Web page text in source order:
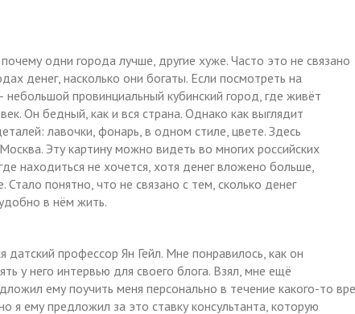
одни города лучше, другие хуже. Часто это не связано
денег, насколько они богаты. Если посмотреть на
провинциальный кубинский город, где живёт
Он бедный, как и вся страна. Однако как выглядит
лавочки, фонарь, в одном стиле, цвете. Здесь
Эту картину можно видеть во многих российских
находиться не хочется, хотя денег вложено больше,
понятно, что не связано с тем, сколько денег
в нём жить.
датский профессор Ян Гейл. Мне понравилось, как он
у него интервью для своего блога. Взял, мне ещё
ему поучить меня персонально в течение какого-то
я ему предложил за это ставку консультанта, которую